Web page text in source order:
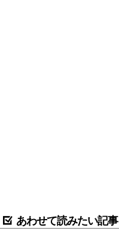
あわせて読みたい記事